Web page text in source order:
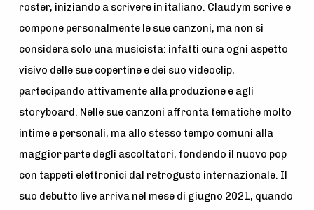
roster, iniziando a scrivere in italiano. Claudym scrive e
compone personalmente le sue canzoni, ma non si
considera solo una musicista: infatti cura ogni aspetto
visivo delle sue copertine e dei suo videoclip,
partecipando attivamente alla produzione e agli
storyboard. Nelle sue canzoni affronta tematiche molto
intime e personali, ma allo stesso tempo comuni alla
maggior parte degli ascoltatori, fondendo il nuovo pop
con tappeti elettronici dal retrogusto internazionale. Il
suo debutto live arriva nel mese di giugno 2021, quando